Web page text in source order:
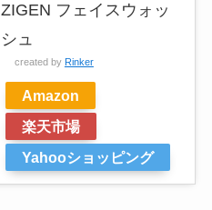
ZIGEN フェイスウォッ
シュ
created by Rinker
Amazon
楽天市場
Yahooショッピング